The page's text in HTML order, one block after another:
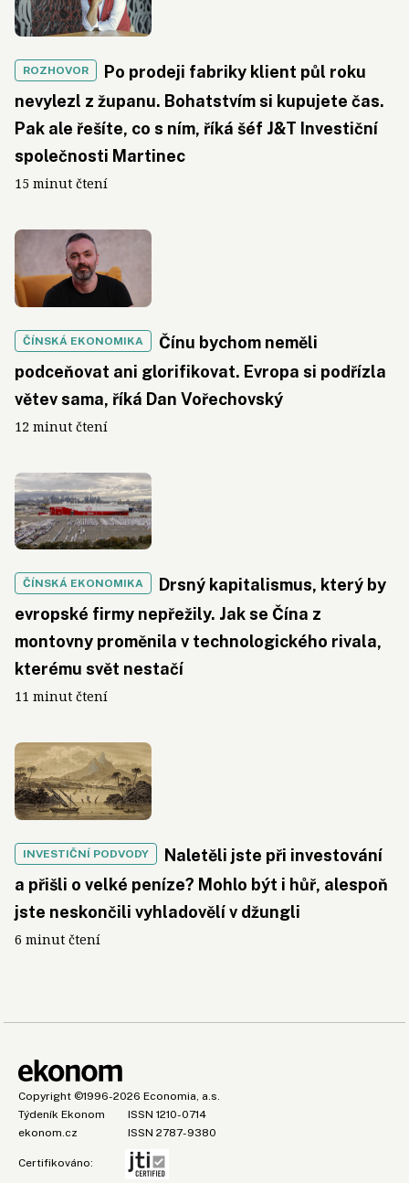
ROZHOVOR
Po prodeji fabriky klient půl roku
nevylezl z županu. Bohatstvím si kupujete čas.
Pak ale řešíte, co s ním, říká šéf J&T Investiční
společnosti Martinec
15 minut čtení
ČÍNSKÁ EKONOMIKA
Čínu bychom neměli
podceňovat ani glorifikovat. Evropa si podřízla
větev sama, říká Dan Vořechovský
12 minut čtení
ČÍNSKÁ EKONOMIKA
Drsný kapitalismus, který by
evropské firmy nepřežily. Jak se Čína z
montovny proměnila v technologického rivala,
kterému svět nestačí
11 minut čtení
INVESTIČNÍ PODVODY
Naletěli jste při investování
a přišli o velké peníze? Mohlo být i hůř, alespoň
jste neskončili vyhladovělí v džungli
6 minut čtení
Copyright ©1996-2026 Economia, a.s.
Týdeník Ekonom
ISSN 1210-0714
ekonom.cz
ISSN 2787-9380
Certifikováno: